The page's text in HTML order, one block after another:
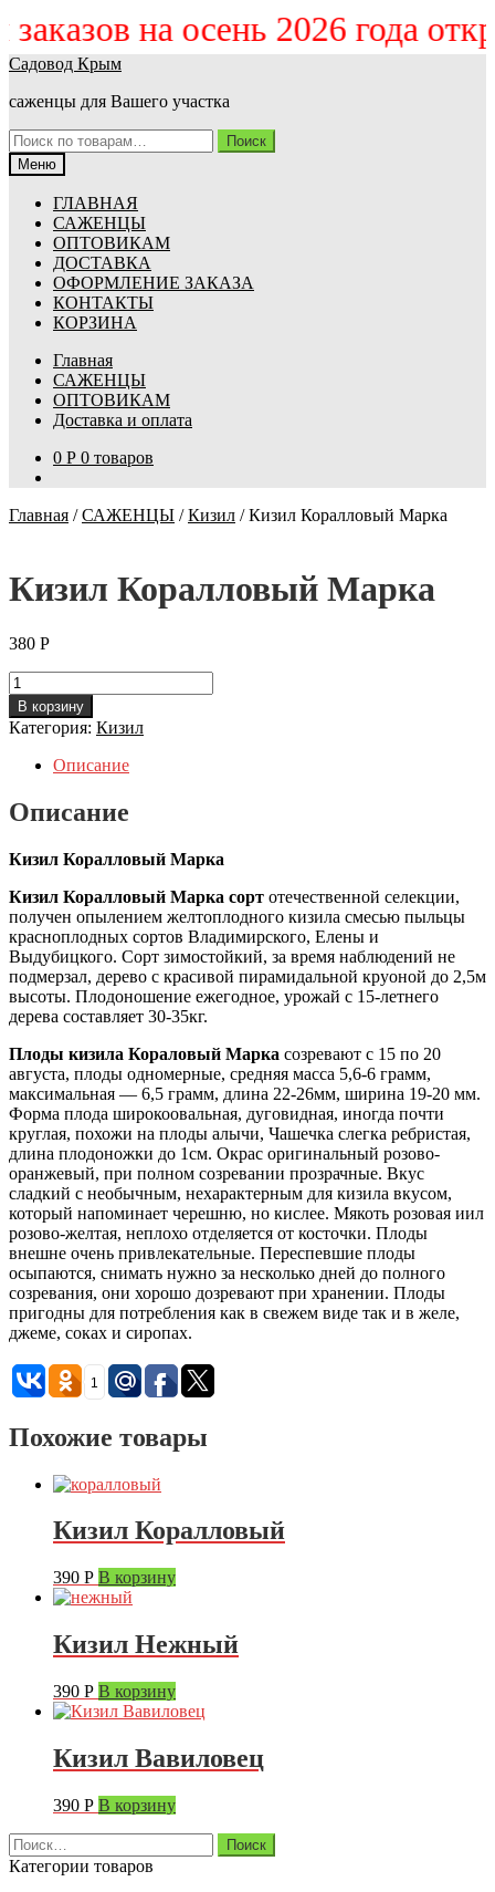
заказов на осень 2026 года
Перейти
навигации
Перейти
содержимому
Садовод Крым
саженцы для Вашего участка
Искать:
Поиск
Меню
ГЛАВНАЯ
САЖЕНЦЫ
ОПТОВИКАМ
ДОСТАВКА
ОФОРМЛЕНИЕ ЗАКАЗА
КОНТАКТЫ
КОРЗИНА
Главная
САЖЕНЦЫ
ОПТОВИКАМ
Доставка и оплата
0 Р 0 товаров
Главная /САЖЕНЦЫ /Кизил /Кизил Коралловый Марка
Кизил Коралловый Марка
380 Р
Количество
Кизил
Коралловый
Марка
В корзину
Категория: Кизил
Описание
Описание
Кизил Коралловый Марка
Кизил Коралловый Марка сорт отечественной селекции,
получен опылением желтоплодного кизила смесью пыльцы
красноплодных сортов Владимирского, Елены и
Выдубицкого. Сорт зимостойкий, за время наблюдений не
подмерзал, дерево с красивой пирамидальной круоной до 2,5м
высоты. Плодоношение ежегодное, урожай с 15-летнего
дерева составляет 30-35кг.
Плоды кизила Кораловый Марка созревают с 15 по 20
августа, плоды одномерные, средняя масса 5,6-6 грамм,
максимальная — 6,5 грамм, длина 22-26мм, ширина 19-20 мм.
Форма плода широкоовальная, дуговидная, иногда почти
круглая, похожи на плоды алычи, Чашечка слегка ребристая,
длина плодоножки до 1см. Окрас оригинальный розово-
оранжевый, при полном созревании прозрачные. Вкус
сладкий с необычным, нехарактерным для кизила вкусом,
который напоминает черешню, но кислее. Мякоть розовая иил
розово-желтая, неплохо отделяется от косточки. Плоды
внешне очень привлекательные. Переспевшие плоды
осыпаются, снимать нужно за несколько дней до полного
созревания, они хорошо дозревают при хранении. Плоды
пригодны для потребления как в свежем виде так и в желе,
джеме, соках и сиропах.
1
Похожие товары
Кизил Коралловый
390 Р В корзину
Кизил Нежный
390 Р В корзину
Кизил Вавиловец
390 Р В корзину
Найти:
Категории товаров